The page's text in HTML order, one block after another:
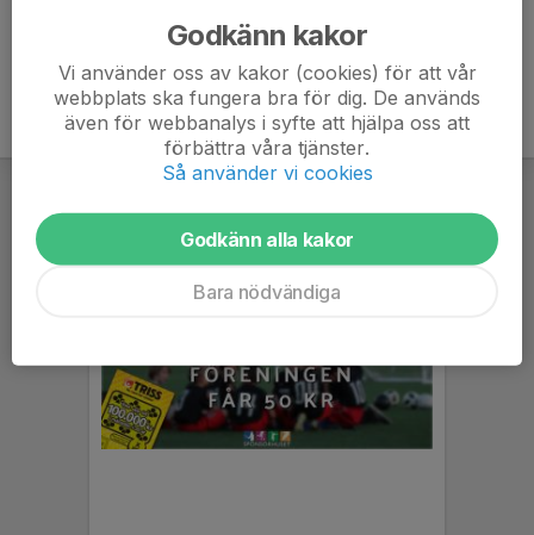
Godkänn kakor
Vi använder oss av kakor (cookies) för att vår
webbplats ska fungera bra för dig. De används
även för webbanalys i syfte att hjälpa oss att
förbättra våra tjänster.
Så använder vi cookies
Godkänn alla kakor
Bara nödvändiga